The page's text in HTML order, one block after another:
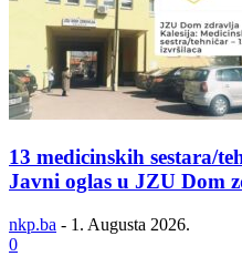
13 medicinskih sestara/
Javni oglas u JZU Dom
nkp.ba - 1. Augusta 2026.
0